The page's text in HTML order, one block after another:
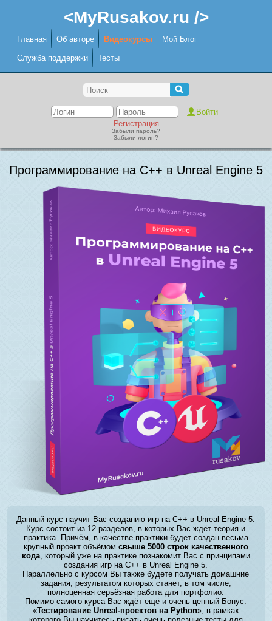
<MyRusakov.ru />
Главная Об авторе Видеокурсы Мой Блог
Служба поддержки Тесты
Регистрация
Забыли пароль?
Забыли логин?
Программирование на C++ в Unreal Engine 5
Данный курс научит Вас созданию игр на C++ в Unreal Engine 5.
Курс состоит из 12 разделов, в которых Вас ждёт теория и
практика. Причём, в качестве практики будет создан весьма
крупный проект объёмом свыше 5000 строк качественного
кода, который уже на практике познакомит Вас с принципами
создания игр на C++ в Unreal Engine 5.
Параллельно с курсом Вы также будете получать домашние
задания, результатом которых станет, в том числе,
полноценная серьёзная работа для портфолио.
Помимо самого курса Вас ждёт ещё и очень ценный Бонус:
«Тестирование Unreal-проектов на Python», в рамках